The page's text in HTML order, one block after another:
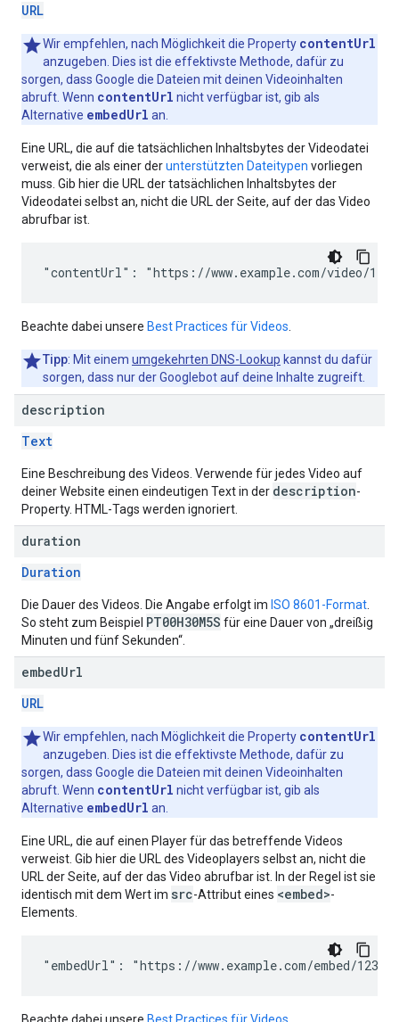
URL
Wir empfehlen, nach Möglichkeit die Property contentUrl
anzugeben. Dies ist die effektivste Methode, dafür zu
sorgen, dass Google die Dateien mit deinen Videoinhalten
abruft. Wenn contentUrl nicht verfügbar ist, gib als
Alternative embedUrl an.
Eine URL, die auf die tatsächlichen Inhaltsbytes der Videodatei
verweist, die als einer derunterstützten Dateitypen vorliegen
muss. Gib hier die URL der tatsächlichen Inhaltsbytes der
Videodatei selbst an, nicht die URL der Seite, auf der das Video
abrufbar ist.
"contentUrl": "https://www.example.com/video/
Beachte dabei unsere Best Practices für Videos
Tipp: Mit einem umgekehrten DNS-Lookup kannst du dafür
sorgen, dass nur der Googlebot auf deine Inhalte zugreift.
description
Text
Eine Beschreibung des Videos. Verwende für jedes Video auf
deiner Website einen eindeutigen Text in der description-
Property. HTML-Tags werden ignoriert.
duration
Duration
Die Dauer des Videos. Die Angabe erfolgt im ISO 8601-Format
So steht zum Beispiel PT00H30M5S für eine Dauer von „dreißig
Minuten und fünf Sekunden“.
embedUrl
URL
Wir empfehlen, nach Möglichkeit die Property contentUrl
anzugeben. Dies ist die effektivste Methode, dafür zu
sorgen, dass Google die Dateien mit deinen Videoinhalten
abruft. Wenn contentUrl nicht verfügbar ist, gib als
Alternative embedUrl an.
Eine URL, die auf einen Player für das betreffende Videos
verweist. Gib hier die URL des Videoplayers selbst an, nicht die
URL der Seite, auf der das Video abrufbar ist. In der Regel ist sie
identisch mit dem Wert im src-Attribut eines <embed>-
Elements.
"embedUrl": "https://www.example.com/embed/123"
Beachte dabei unsere Best Practices für Videos